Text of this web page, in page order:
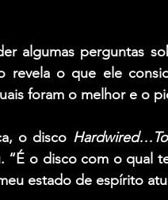
algumas perguntas
revela o que ele
foram o melhor e o
o disco
“É o disco com o qual
estado de espírito